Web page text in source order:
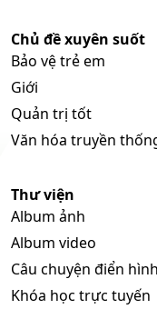
Chủ đề xuyên suốt
Bảo vệ trẻ em
Giới
Quản trị tốt
Văn hóa truyền
Thư viện
Album ảnh
Album video
Câu chuyện điển hình
Khóa học trực tuyến